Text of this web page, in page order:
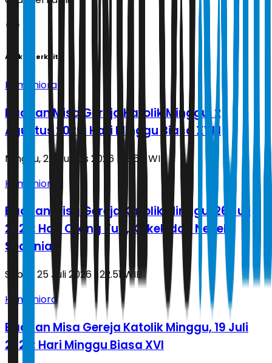
Artikel Terkait
Humaniora
Bacaan Misa Gereja Katolik Minggu, 2
Agustus 2026: Hari Minggu Biasa XVIII
Minggu, 2 Agustus 2026 | 18.54 WIB
Humaniora
Bacaan Misa Gereja Katolik Minggu, 26 Juli
2026: Hari Orang Tua, Kakek dan Nenek
Sedunia
Sabtu, 25 Juli 2026 | 22.51 WIB
Humaniora
Bacaan Misa Gereja Katolik Minggu, 19 Juli
2026: Hari Minggu Biasa XVI